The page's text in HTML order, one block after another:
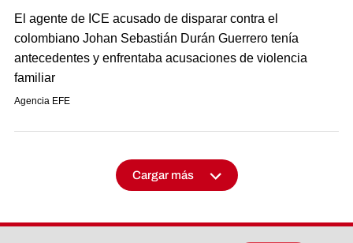
El agente de ICE acusado de disparar contra el
colombiano Johan Sebastián Durán Guerrero tenía
antecedentes y enfrentaba acusaciones de violencia
familiar
Agencia EFE
Cargar más